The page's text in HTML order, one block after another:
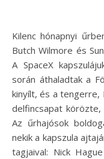
Kilenc hónapnyi űrben töltött idő után a NASA űrhajósai,
Butch Wilmore és
A SpaceX
során áthaladtak a
kinyílt, és a tengerre,
delfincsapat
Az űrhajósok
nekik a kapszula
tagjaival: Nick